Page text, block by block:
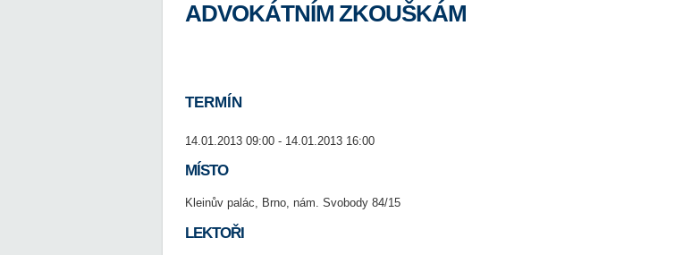
ADVOKÁTNÍM ZKOUŠKÁM
TERMÍN
14.01.2013 09:00 - 14.01.2013 16:00
MÍSTO
Kleinův palác, Brno, nám. Svobody 84/15
LEKTOŘI